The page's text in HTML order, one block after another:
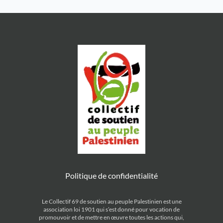
Politique de confidentialité
Le Collectif 69 de soutien au peuple Palestinien est une
association loi 1901 qui s’est donné pour vocation de
promouvoir et de mettre en œuvre toutes les actions qui,